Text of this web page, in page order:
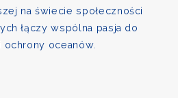
na świecie społeczności
łączy wspólna pasja do
ochrony oceanów.